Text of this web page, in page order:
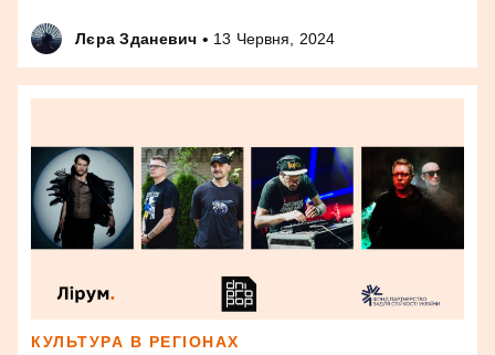
Лєра Зданевич • 13 Червня, 2024
КУЛЬТУРА В РЕГІОНАХ